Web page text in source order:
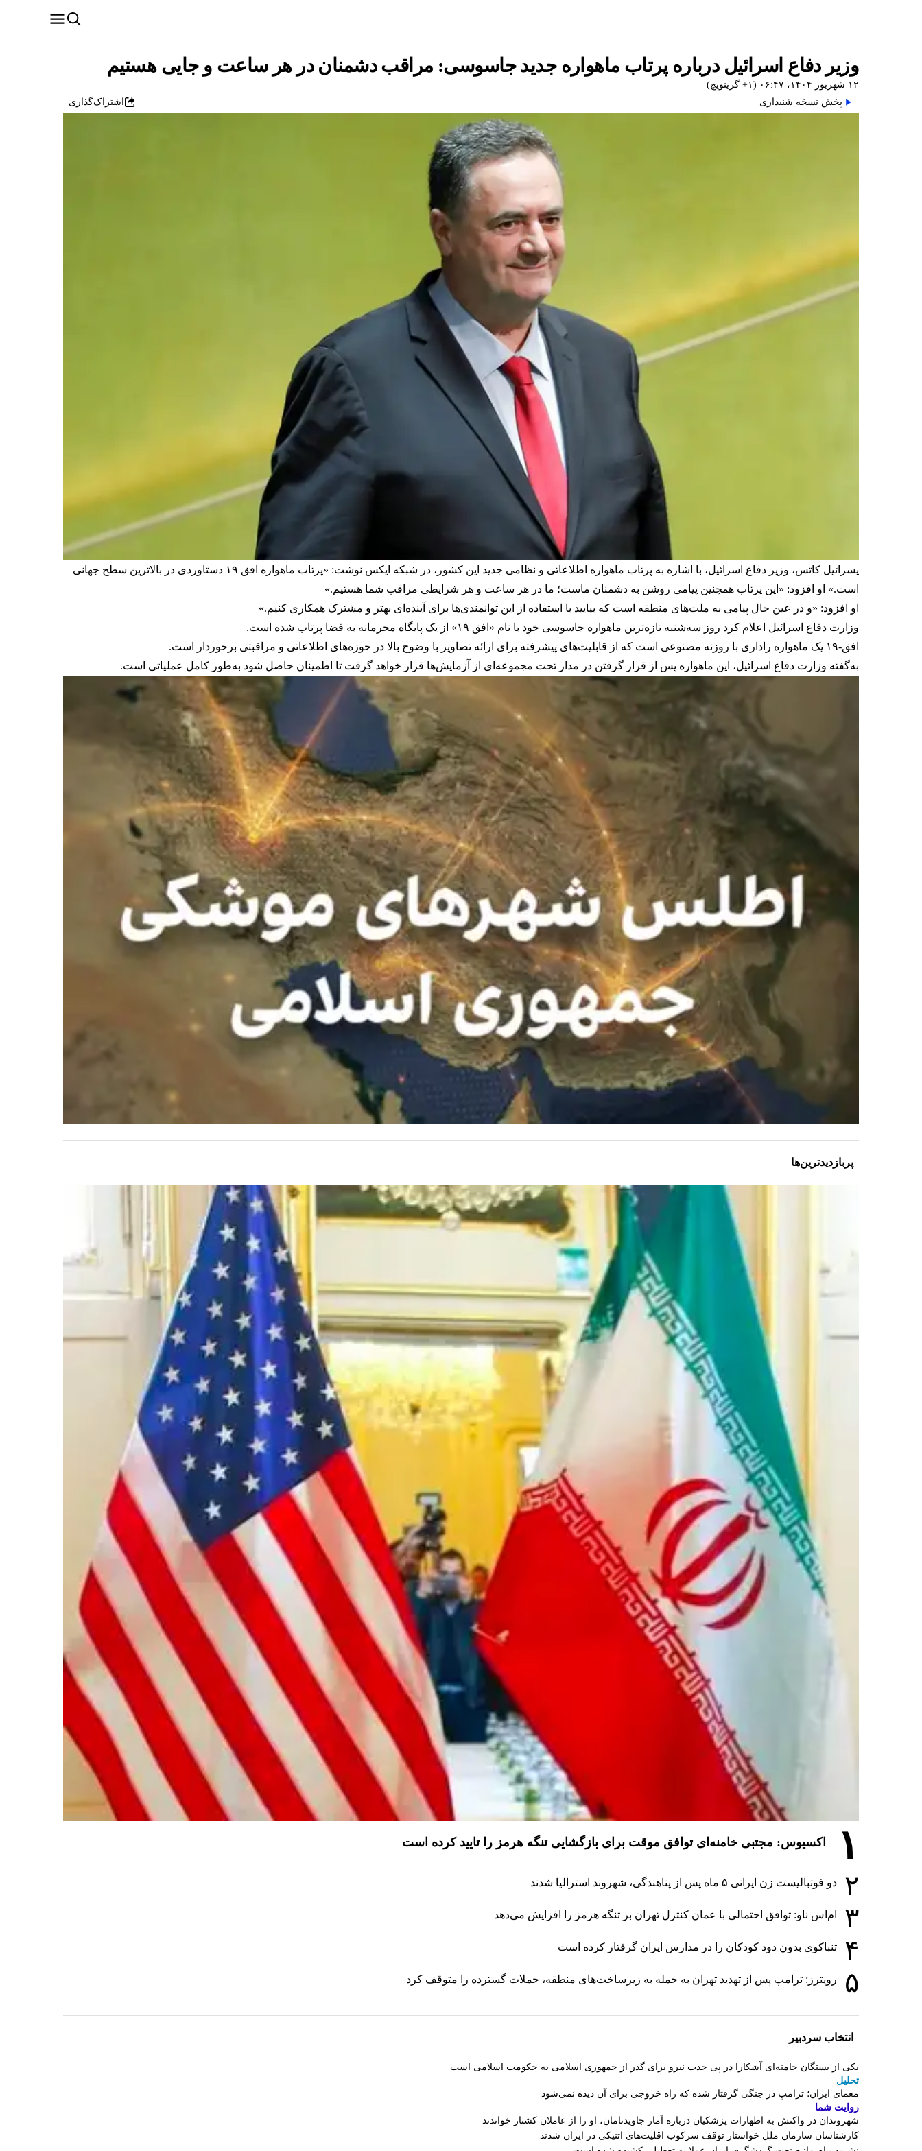
وزیر دفاع اسرائیل درباره پرتاب ماهواره جدید جاسوسی: مراقب دشمنان در هر ساعت و جایی هستیم
۱۲ شهریور ۱۴۰۴، ۰۶:۴۷ (‎+۱ گرینویچ)
پخش نسخه شنیداری
اشتراک‌گذاری
یسرائیل کاتس، وزیر دفاع اسرائیل، با اشاره به پرتاب ماهواره اطلاعاتی و نظامی جدید این کشور، در شبکه ایکس نوشت: «پرتاب ماهواره افق ۱۹ دستاوردی در بالاترین سطح جهانی
است.» او افزود: «این پرتاب همچنین پیامی روشن به دشمنان ماست؛ ما در هر ساعت و هر شرایطی مراقب شما هستیم.»
او افزود: «و در عین حال پیامی به ملت‌های منطقه است که بیایید با استفاده از این توانمندی‌ها برای آینده‌ای بهتر و مشترک همکاری کنیم.»
وزارت دفاع اسرائیل اعلام کرد روز سه‌شنبه تازه‌ترین ماهواره جاسوسی خود با نام «افق ۱۹» از یک پایگاه محرمانه به فضا پرتاب شده است.
افق-۱۹ یک ماهواره راداری با روزنه مصنوعی است که از قابلیت‌های پیشرفته برای ارائه تصاویر با وضوح بالا در حوزه‌های اطلاعاتی و مراقبتی برخوردار است.
به‌گفته وزارت دفاع اسرائیل، این ماهواره پس از قرار گرفتن در مدار تحت مجموعه‌ای از آزمایش‌ها قرار خواهد گرفت تا اطمینان حاصل شود به‌طور کامل عملیاتی است.
پربازدیدترین‌ها
۱ اکسیوس: مجتبی خامنه‌ای توافق موقت برای بازگشایی تنگه هرمز را تایید کرده است
۲ دو فوتبالیست زن ایرانی ۵ ماه پس از پناهندگی، شهروند استرالیا شدند
۳ ام‌اس ناو: توافق احتمالی با عمان کنترل تهران بر تنگه هرمز را افزایش می‌دهد
۴ تنباکوی بدون دود کودکان را در مدارس ایران گرفتار کرده است
۵ رویترز: ترامپ پس از تهدید تهران به حمله به زیرساخت‌های منطقه، حملات گسترده را متوقف کرد
انتخاب سردبیر
یکی از بستگان خامنه‌ای آشکارا در پی جذب نیرو برای گذر از جمهوری اسلامی به حکومت اسلامی است
تحلیل
معمای ایران؛ ترامپ در جنگی گرفتار شده که راه خروجی برای آن دیده نمی‌شود
روایت شما
شهروندان در واکنش به اظهارات پزشکیان درباره آمار جاویدنامان، او را از عاملان کشتار خواندند
کارشناسان سازمان ملل خواستار توقف سرکوب اقلیت‌های اتنیکی در ایران شدند